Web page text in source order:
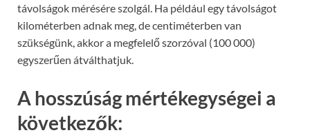
távolságok mérésére szolgál. Ha például egy távolságot
kilométerben adnak meg, de centiméterben van
szükségünk, akkor a megfelelő szorzóval (100 000)
egyszerűen átválthatjuk.
A hosszúság mértékegységei a
következők: